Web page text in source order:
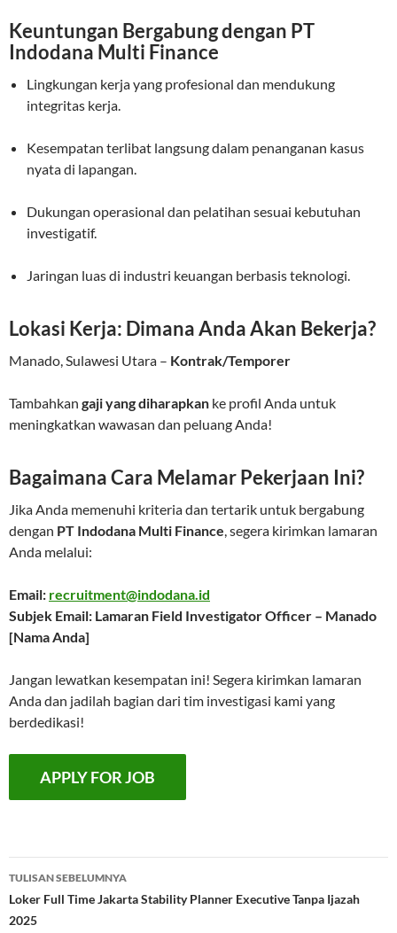
Keuntungan Bergabung dengan PT
Indodana Multi Finance
Lingkungan kerja yang profesional dan mendukung
integritas kerja.
Kesempatan terlibat langsung dalam penanganan kasus
nyata di lapangan.
Dukungan operasional dan pelatihan sesuai kebutuhan
investigatif.
Jaringan luas di industri keuangan berbasis teknologi.
Lokasi Kerja: Dimana Anda Akan Bekerja?
Manado, Sulawesi Utara – Kontrak/Temporer
Tambahkan gaji yang diharapkan ke profil Anda untuk
meningkatkan wawasan dan peluang Anda!
Bagaimana Cara Melamar Pekerjaan Ini?
Jika Anda memenuhi kriteria dan tertarik untuk bergabung
dengan PT Indodana Multi Finance, segera kirimkan lamaran
Anda melalui:
Email: recruitment@indodana.id
Subjek Email: Lamaran Field Investigator Officer – Manado
[Nama Anda]
Jangan lewatkan kesempatan ini! Segera kirimkan lamaran
Anda dan jadilah bagian dari tim investigasi kami yang
berdedikasi!
Navigasi
Tulisan
TULISAN SEBELUMNYA
Loker Full Time Jakarta Stability Planner Executive Tanpa Ijazah
2025